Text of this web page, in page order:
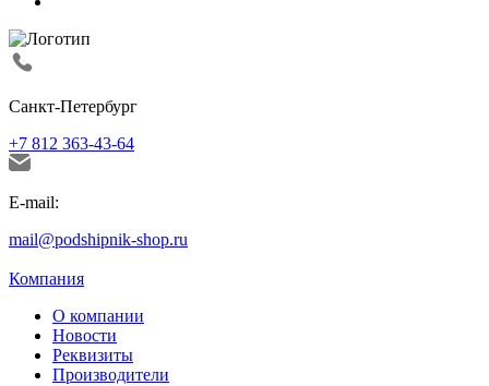
Санкт-Петербург
+7 812 363-43-64
E-mail:
mail@podshipnik-shop.ru
Компания
О компании
Новости
Реквизиты
Производители